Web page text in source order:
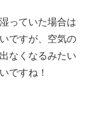
っていた場合は
ですが、空気の
なくなるみたい
ですね！